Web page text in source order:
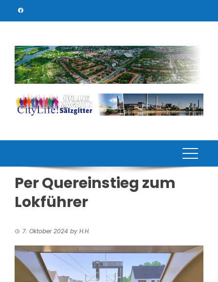
Per Quereinstieg zum
Lokführer
7. Oktober 2024 by H.H.